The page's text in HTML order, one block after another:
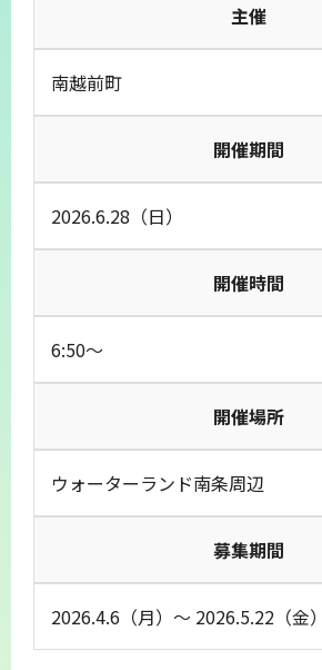
主催
南越前町
開催期間
2026.6.28（日）
開催時間
6:50～
開催場所
ウォーターランド南条周辺
募集期間
2026.4.6（月）～ 2026.5.22（金）